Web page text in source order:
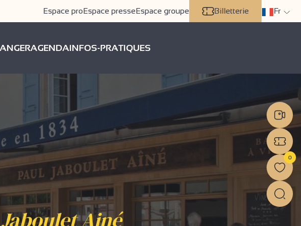
Espace proEspace presseEspace groupe Billetterie Fr
AGENDAINFOS-PRATIQUES
Ainé
0